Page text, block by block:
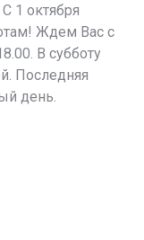
1 октября
Ждем Вас с
В субботу
Последняя
день.